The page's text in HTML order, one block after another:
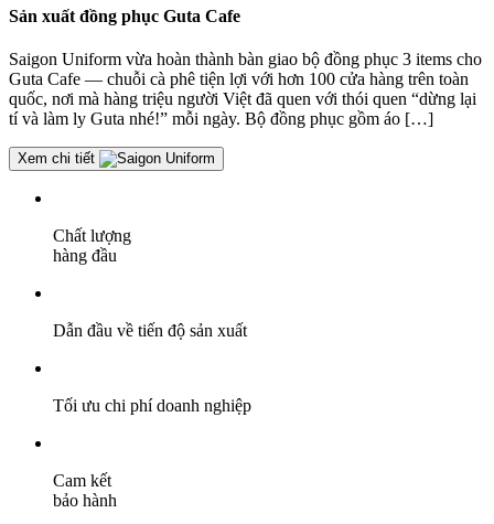
Sản xuất đồng phục Guta Cafe
Saigon Uniform vừa hoàn thành bàn giao bộ đồng phục 3 items cho
Guta Cafe — chuỗi cà phê tiện lợi với hơn 100 cửa hàng trên toàn
quốc, nơi mà hàng triệu người Việt đã quen với thói quen “dừng lại
tí và làm ly Guta nhé!” mỗi ngày. Bộ đồng phục gồm áo […]
Xem chi tiết
Chất lượng
hàng đầu
Dẫn đầu về tiến độ sản xuất
Tối ưu chi phí doanh nghiệp
Cam kết
bảo hành